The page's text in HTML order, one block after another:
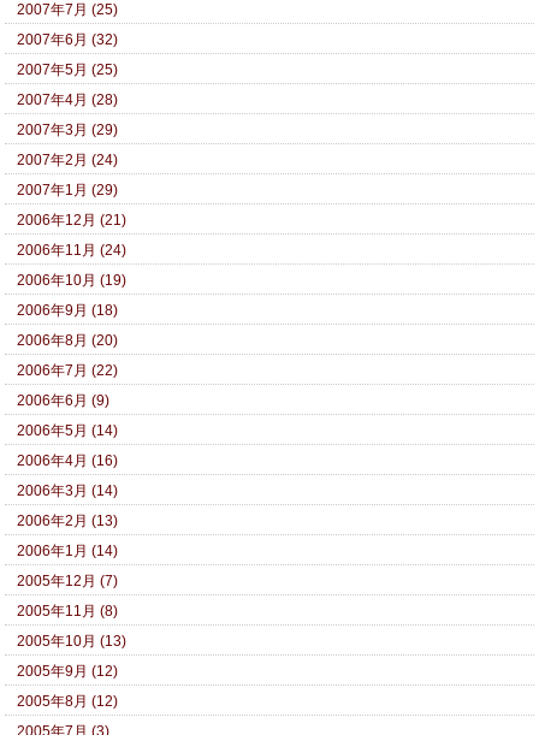
2007年7月 (25)
2007年6月 (32)
2007年5月 (25)
2007年4月 (28)
2007年3月 (29)
2007年2月 (24)
2007年1月 (29)
2006年12月 (21)
2006年11月 (24)
2006年10月 (19)
2006年9月 (18)
2006年8月 (20)
2006年7月 (22)
2006年6月 (9)
2006年5月 (14)
2006年4月 (16)
2006年3月 (14)
2006年2月 (13)
2006年1月 (14)
2005年12月 (7)
2005年11月 (8)
2005年10月 (13)
2005年9月 (12)
2005年8月 (12)